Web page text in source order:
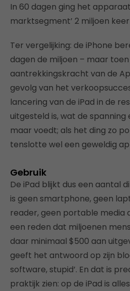
In 60 dagen ging het
marktsegment’ 2 miljoen
Ter vergelijking: de iPhone
dagen de miljoen – maar
aantrekkingskracht van de
gevolg van het
lancering van de iPad in de
uitgesteld is, wat de spanning
maar voedt; als het ding zo
tenslotte wel een geweldig
Gebruik
De iPad blijkt dus een aantal
is geen smartphone, geen
reader, geen portable media
een reden dat miljoenen
daar minimaal $500 aan
geeft het antwoord op zijn
software, stupid’. En dat is
praktijk zien: op de iPad is